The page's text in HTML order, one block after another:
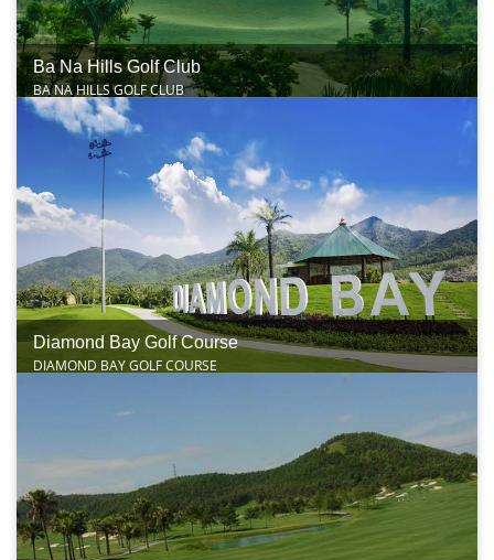
Ba Na Hills Golf Club
BA NA HILLS GOLF CLUB
Diamond Bay Golf Course
DIAMOND BAY GOLF COURSE